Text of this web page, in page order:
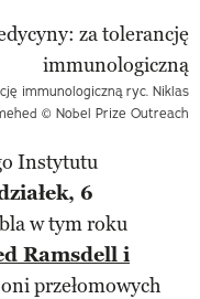
immunologiczną ryc. Niklas
© Nobel Prize Outreach
Instytutu
6
w tym roku
Ramsdell i
przełomowych